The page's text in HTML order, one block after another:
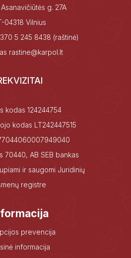
g. 27A
04318 Vilnius
5 245 8438 (raštinė)
rastine@karpol.lt
kodas 124244754
kodas LT242447515
70440, AB SEB bankas
ir saugomi Juridinių
registre
prevencija
informacija